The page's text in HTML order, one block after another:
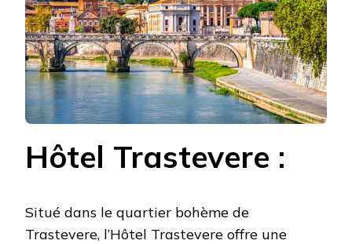
Hôtel Trastevere :
Situé dans le quartier bohème de
Trastevere, l’Hôtel Trastevere offre une